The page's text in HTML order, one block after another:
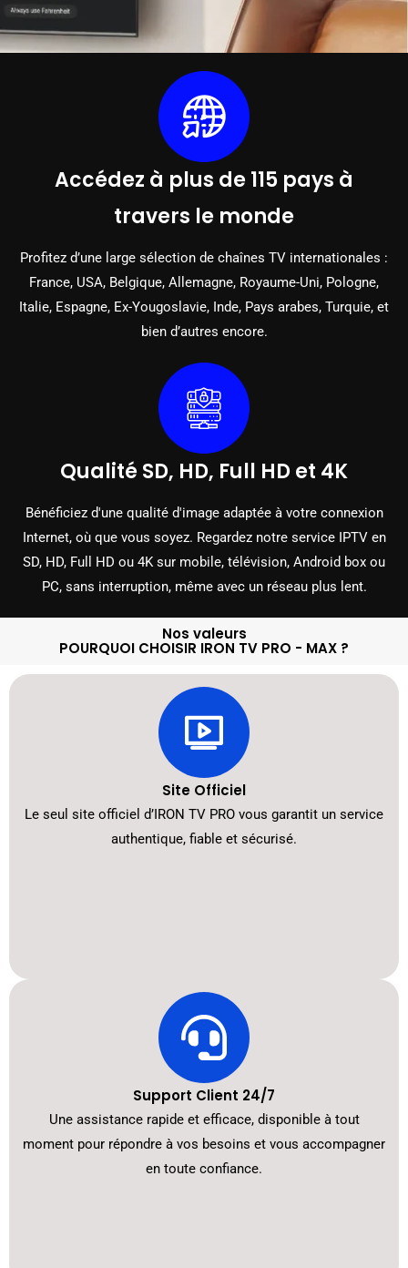
Accédez à plus de 115 pays à
travers le monde
Profitez d’une large sélection de chaînes TV internationales :
France, USA, Belgique, Allemagne, Royaume-Uni, Pologne,
Italie, Espagne, Ex-Yougoslavie, Inde, Pays arabes, Turquie, et
bien d’autres encore.
Qualité SD, HD, Full HD et 4K
Bénéficiez d'une qualité d'image adaptée à votre connexion
Internet, où que vous soyez. Regardez notre service IPTV en
SD, HD, Full HD ou 4K sur mobile, télévision, Android box ou
PC, sans interruption, même avec un réseau plus lent.
Nos valeurs
POURQUOI CHOISIR IRON TV PRO - MAX ?
Site Officiel
Le seul site officiel d’IRON TV PRO vous garantit un service
authentique, fiable et sécurisé.
Support Client 24/7
Une assistance rapide et efficace, disponible à tout
moment pour répondre à vos besoins et vous accompagner
en toute confiance.